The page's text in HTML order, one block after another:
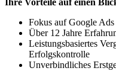
Ihre Vorteile auf einen
Fokus auf Google
Über 12 Jahre
Leistungsbasiertes
Erfolgskontrolle
Unverbindliches